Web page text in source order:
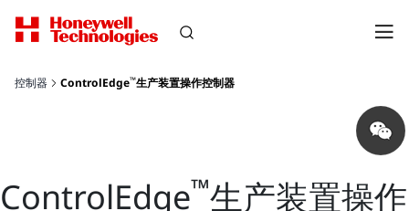
控制器 ControlEdge™生产装置操作控制器
Share
on
wechat
ControlEdge™生产装置操作